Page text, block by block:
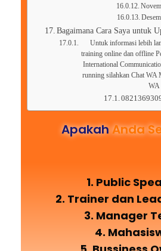
Bagaimana Cara Saya untuk
Untuk informasi lebih
training online dan offline
International
running silahkan Chat WA
WA
ApakahAnda
1. Public
2. Trainer dan
3. Manager
4.